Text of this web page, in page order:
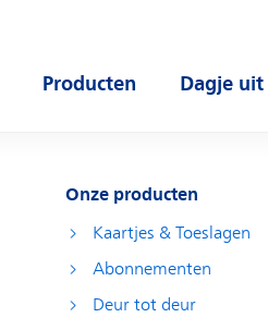
Producten
Dagje uit
Onze producten
Kaartjes & Toeslagen
Abonnementen
Deur tot deur